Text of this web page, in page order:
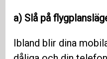
a) Slå på
Ibland blir dina